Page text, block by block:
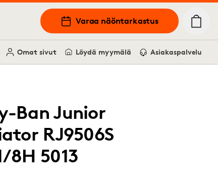
Varaa näöntarkastus
Omat sivut Löydä myymälä Asiakaspalvelu
Ban Junior
RJ9506S
8H 5013